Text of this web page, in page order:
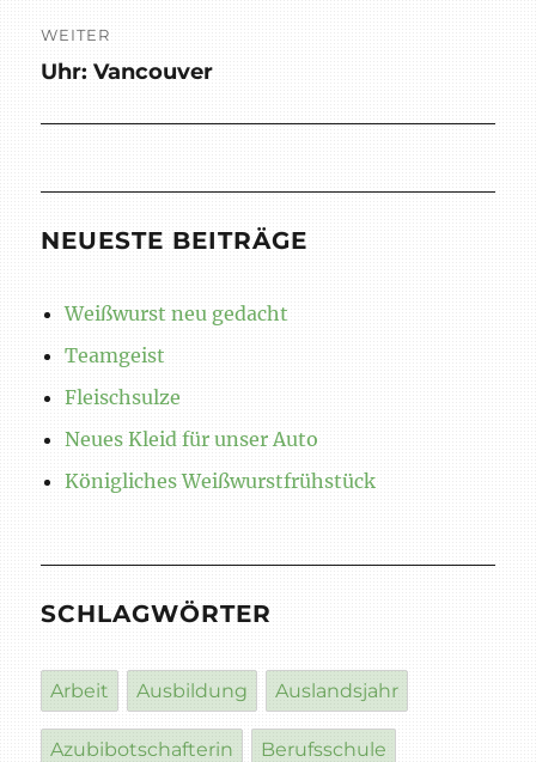
WEITER
Nächster
Uhr: Vancouver
NEUESTE BEITRÄGE
Weißwurst neu gedacht
Teamgeist
Fleischsulze
Neues Kleid für unser Auto
Königliches Weißwurstfrühstück
SCHLAGWÖRTER
Arbeit Ausbildung Auslandsjahr
Azubibotschafterin Berufsschule